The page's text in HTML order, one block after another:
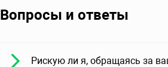
Вопросы и ответы
Рискую ли я, обращаясь за